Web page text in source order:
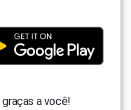
a você!